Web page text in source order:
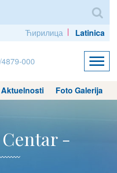
Ћирилица Latinica
000
Aktuelnosti Foto Galerija
-